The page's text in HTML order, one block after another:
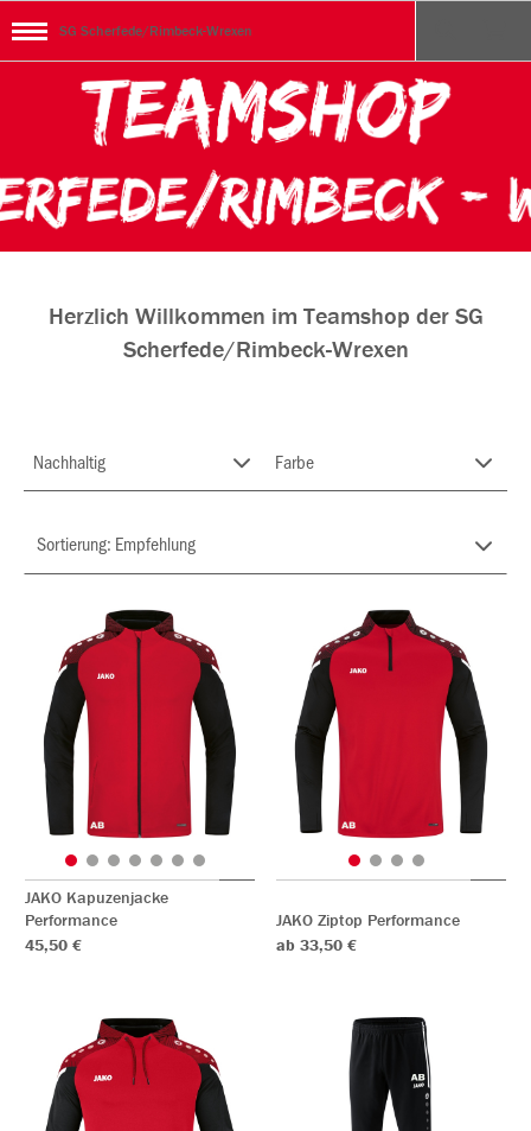
SG Scherfede/Rimbeck-Wrexen
Herzlich Willkommen im Teamshop der SG
Scherfede/Rimbeck-Wrexen
Nachhaltig Farbe
JAKO Kapuzenjacke
Performance
45,50 €
JAKO Ziptop Performance
ab 33,50 €